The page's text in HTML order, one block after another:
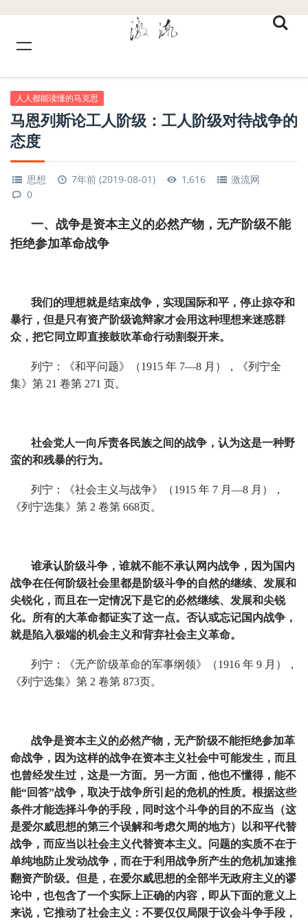
人人都能读懂的马克思
马恩列斯论工人阶级：工人阶级对待战争的
态度
思想 7年前 (2019-08-01) 1,616
激流网
0
一、 战争是资本主义的必然产物，无产阶级不能
拒绝参加革命战争
我们的理想就是结束战争，实现国际和平，停止掠夺和
暴行，但是只有资产阶级诡辩家才会用这种理想来迷惑群
众，把它同立即直接鼓吹革命行动割裂开来。
列宁：《和平问题》（1915 年 7—8 月），《列宁全
集》第 21 卷第 271 页。
社会党人一向斥责各民族之间的战争，认为这是一种野
蛮的和残暴的行为。
列宁：《社会主义与战争》（1915 年 7 月—8 月），
《列宁选集》第 2 卷第 668页。
谁承认阶级斗争，谁就不能不承认网内战争，因为国内
战争在任何阶级社会里都是阶级斗争的自然的继续、发展和
尖锐化，而且在一定情况下是它的必然继续、发展和尖锐
化。所有的大革命都证实了这一点。否认或忘记国内战争，
就是陷入极端的机会主义和背弃社会主义革命。
列宁：《无产阶级革命的军事纲领》（1916 年 9 月），
《列宁选集》第 2 卷第 873页。
战争是资本主义的必然产物，无产阶级不能拒绝参加革
命战争，因为这样的战争在资本主义社会中可能发生，而且
也曾经发生过，这是一方面。另一方面，他也不懂得，能不
能“回答”战争，取决于战争所引起的危机的性质。根据这些
条件才能选择斗争的手段，同时这个斗争的目的不应当（这
是爱尔威思想的第三个误解和考虑欠周的地方）以和平代替
战争，而应当以社会主义代替资本主义。问题的实质不在于
单纯地防止发动战争，而在于利用战争所产生的危机加速推
翻资产阶级。但是，在爱尔威思想的全部半无政府主义的谬
论中，也包含了一个实际上正确的内容，即从下面的意义上
来说，它推动了社会主义：不要仅仅局限于议会斗争手段，